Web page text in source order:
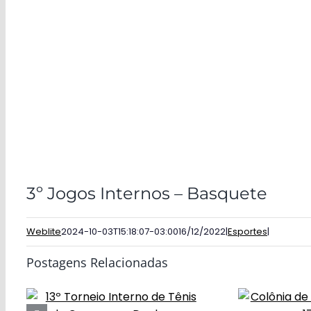
3º Jogos Internos – Basquete
Weblite2024-10-03T15:18:07-03:0016/12/2022|Esportes|
Postagens Relacionadas